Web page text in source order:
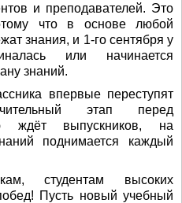
и преподавателей. Это
что в основе любой
знания, и 1-го сентября у
или начинается
знаний.
впервые переступят
этап перед
ждёт выпускников, на
поднимается каждый
студентам высоких
Пусть новый учебный